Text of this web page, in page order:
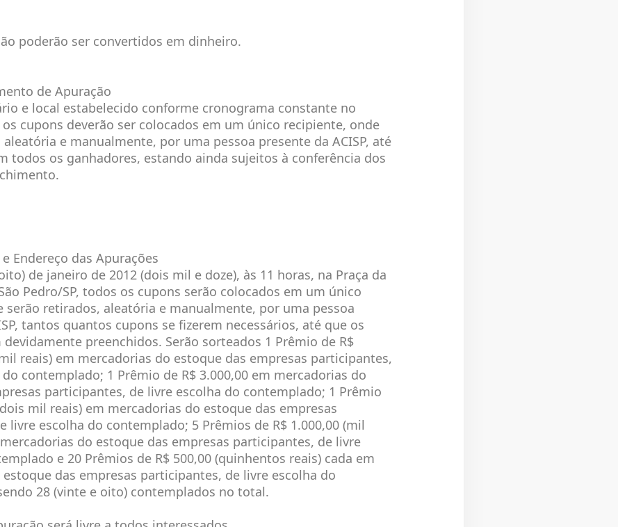
poderão ser convertidos em dinheiro.
de Apuração
e local estabelecido conforme cronograma constante no
cupons deverão ser colocados em um único recipiente, onde
e manualmente, por uma pessoa presente da ACISP, até
todos os ganhadores, estando ainda sujeitos à conferência dos
Endereço das Apurações
de janeiro de 2012 (dois mil e doze), às 11 horas, na Praça da
Pedro/SP, todos os cupons serão colocados em um único
serão retirados, aleatória e manualmente, por uma pessoa
tantos quantos cupons se fizerem necessários, até que os
preenchidos. Serão sorteados 1 Prêmio de R$
reais) em mercadorias do estoque das empresas participantes,
contemplado; 1 Prêmio de R$ 3.000,00 em mercadorias do
participantes, de livre escolha do contemplado; 1 Prêmio
mil reais) em mercadorias do estoque das empresas
livre escolha do contemplado; 5 Prêmios de R$ 1.000,00 (mil
do estoque das empresas participantes, de livre
e 20 Prêmios de R$ 500,00 (quinhentos reais) cada em
das empresas participantes, de livre escolha do
28 (vinte e oito) contemplados no total.